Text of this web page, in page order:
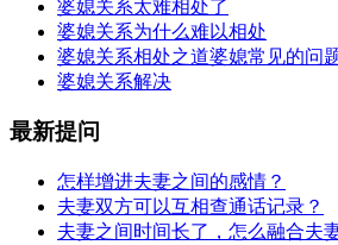
婆媳关系太难相处了
婆媳关系为什么难以相处
婆媳关系相处之道婆媳常见的问
婆媳关系解决
最新提问
怎样增进夫妻之间的感情？
夫妻双方可以互相查通话记录？
夫妻之间时间长了，怎么融合夫